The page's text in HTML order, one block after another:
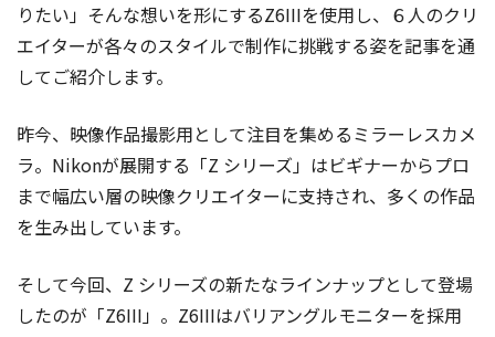
りたい」そんな想いを形にするZ6IIIを使用し、６人のクリ
エイターが各々のスタイルで制作に挑戦する姿を記事を通
してご紹介します。
昨今、映像作品撮影用として注目を集めるミラーレスカメ
ラ。Nikonが展開する「Z シリーズ」はビギナーからプロ
まで幅広い層の映像クリエイターに支持され、多くの作品
を生み出しています。
そして今回、Z シリーズの新たなラインナップとして登場
したのが「Z6III」。Z6IIIはバリアングルモニターを採用